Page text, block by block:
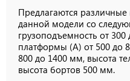
Предлагаются
данной модели со
грузоподъемность от
платформы (А) от 500 до
800 до 1400 мм, высота
высота бортов 500 мм.